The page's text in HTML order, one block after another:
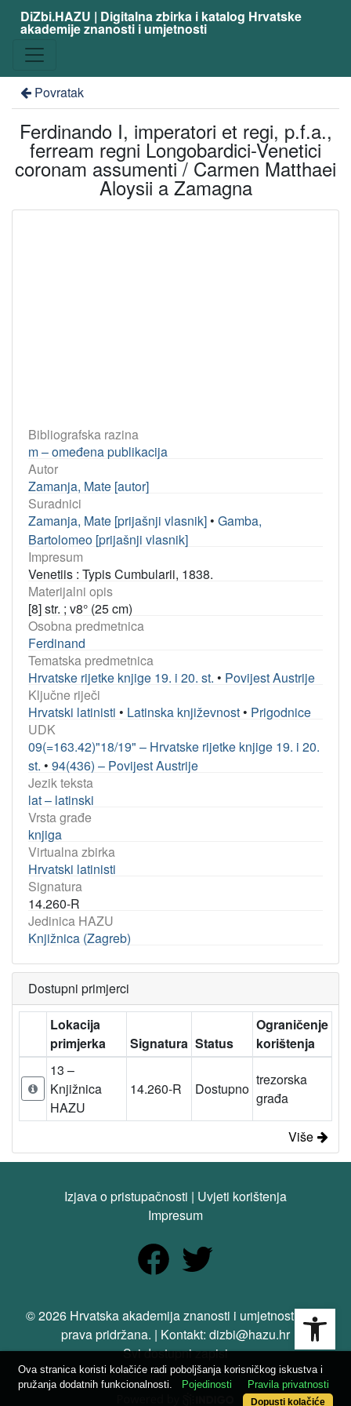
DiZbi.HAZU | Digitalna zbirka i katalog Hrvatske
akademije znanosti i umjetnosti
Povratak
Ferdinando I, imperatori et regi, p.f.a.,
ferream regni Longobardici-Venetici
coronam assumenti / Carmen Matthaei
Aloysii a Zamagna
Bibliografska razina
m – omeđena publikacija
Autor
Zamanja, Mate [autor]
Suradnici
Zamanja, Mate [prijašnji vlasnik] • Gamba,
Bartolomeo [prijašnji vlasnik]
Impresum
Venetiis : Typis Cumbularii, 1838.
Materijalni opis
[8] str. ; v8° (25 cm)
Osobna predmetnica
Ferdinand
Tematska predmetnica
Hrvatske rijetke knjige 19. i 20. st. • Povijest Austrije
Ključne riječi
Hrvatski latinisti • Latinska književnost • Prigodnice
UDK
09(=163.42)"18/19" – Hrvatske rijetke knjige 19. i 20.
st. • 94(436) – Povijest Austrije
Jezik teksta
lat – latinski
Vrsta građe
knjiga
Virtualna zbirka
Hrvatski latinisti
Signatura
14.260-R
Jedinica HAZU
Knjižnica (Zagreb)
Dostupni primjerci
Lokacija
primjerka
Signatura Status
Ograničenje
korištenja
13 –
Knjižnica
HAZU
14.260-R Dostupno
trezorska
građa
Više
Izjava o pristupačnosti | Uvjeti korištenja
Impresum
© 2026 Hrvatska akademija znanosti i umjetnosti. Sva
prava pridržana. | Kontakt: dizbi@hazu.hr
Svi dostupni zapisi
Ova stranica koristi kolačiće radi poboljšanja korisničkog iskustva i
pružanja dodatnih funkcionalnosti.
Pojedinosti Pravila privatnosti
Dopusti kolačiće